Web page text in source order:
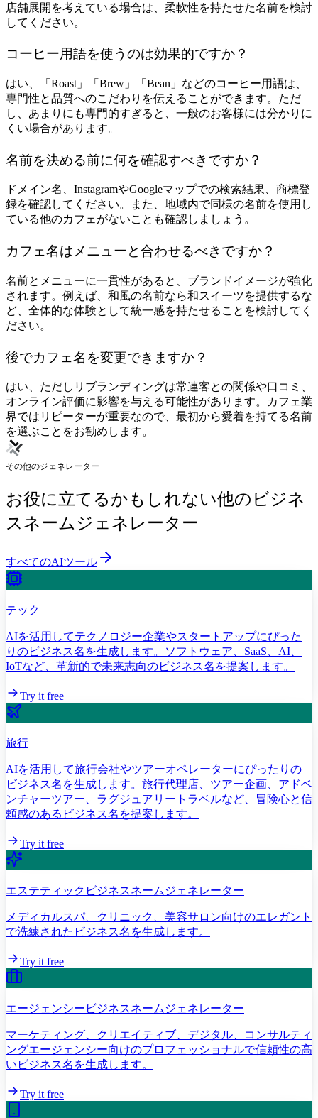
店舗展開を考えている場合は、柔軟性を持たせた名前を検討
してください。
コーヒー用語を使うのは効果的ですか？
はい、「Roast」「Brew」「Bean」などのコーヒー用語は、
専門性と品質へのこだわりを伝えることができます。ただ
し、あまりにも専門的すぎると、一般のお客様には分かりに
くい場合があります。
名前を決める前に何を確認すべきですか？
ドメイン名、InstagramやGoogleマップでの検索結果、商標登
録を確認してください。また、地域内で同様の名前を使用し
ている他のカフェがないことも確認しましょう。
カフェ名はメニューと合わせるべきですか？
名前とメニューに一貫性があると、ブランドイメージが強化
されます。例えば、和風の名前なら和スイーツを提供するな
ど、全体的な体験として統一感を持たせることを検討してく
ださい。
後でカフェ名を変更できますか？
はい、ただしリブランディングは常連客との関係や口コミ、
オンライン評価に影響を与える可能性があります。カフェ業
界ではリピーターが重要なので、最初から愛着を持てる名前
を選ぶことをお勧めします。
その他のジェネレーター
お役に立てるかもしれない他のビジネ
スネームジェネレーター
すべてのAIツール
テック
AIを活用してテクノロジー企業やスタートアップにぴった
りのビジネス名を生成します。ソフトウェア、SaaS、AI、
IoTなど、革新的で未来志向のビジネス名を提案します。
Try it free
旅行
AIを活用して旅行会社やツアーオペレーターにぴったりの
ビジネス名を生成します。旅行代理店、ツアー企画、アドベ
ンチャーツアー、ラグジュアリートラベルなど、冒険心と信
頼感のあるビジネス名を提案します。
Try it free
エステティックビジネスネームジェネレーター
メディカルスパ、クリニック、美容サロン向けのエレガント
で洗練されたビジネス名を生成します。
Try it free
エージェンシービジネスネームジェネレーター
マーケティング、クリエイティブ、デジタル、コンサルティ
ングエージェンシー向けのプロフェッショナルで信頼性の高
いビジネス名を生成します。
Try it free